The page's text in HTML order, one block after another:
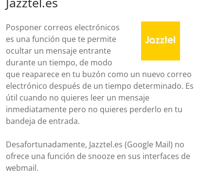
Posponer correos electrónicos
es una función que te permite
ocultar un mensaje entrante
durante un tiempo, de modo
que reaparece en tu buzón como un nuevo correo
electrónico después de un tiempo determinado. Es
útil cuando no quieres leer un mensaje
inmediatamente pero no quieres perderlo en tu
bandeja de entrada.
Desafortunadamente, Jazztel.es (Google Mail) no
ofrece una función de snooze en sus interfaces de
webmail.